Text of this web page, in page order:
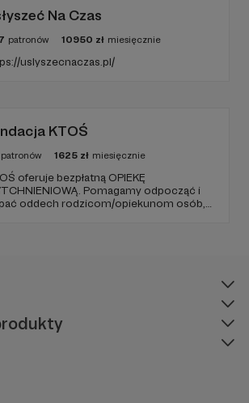
Na Czas
patronów 10950 zł miesięcznie
uslyszecnaczas.pl/
KTOŚ
patronów 1625 zł miesięcznie
oferuje bezpłatną OPIEKĘ
Pomagamy odpocząć i
oddech rodzicom/opiekunom osób,